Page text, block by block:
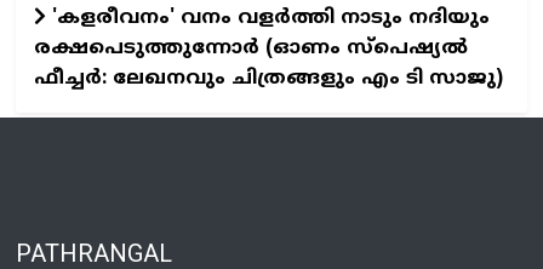
'കളരീവനം' വനം വളര്‍ത്തി നാടും നദിയും
രക്ഷപെടുത്തുന്നോര്‍ (ഓണം സ്പെഷ്യല്‍
ഫീച്ചര്‍: ലേഖനവും ചിത്രങ്ങളും എം ടി സാജു)
PATHRANGAL